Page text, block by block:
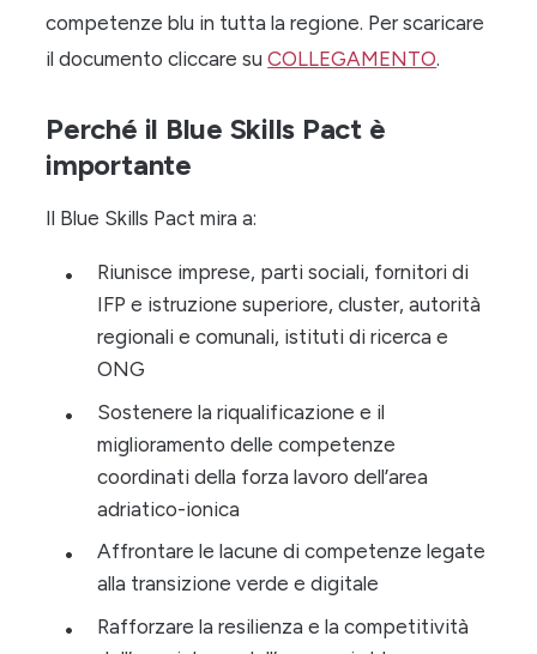
competenze blu in tutta la regione. Per scaricare
il documento cliccare suCOLLEGAMENTO.
Perché il Blue Skills Pact è
importante
Il Blue Skills Pact mira a:
Riunisce imprese, parti sociali, fornitori di
IFP e istruzione superiore, cluster, autorità
regionali e comunali, istituti di ricerca e
ONG
Sostenere la riqualificazione e il
miglioramento delle competenze
coordinati della forza lavoro dell’area
adriatico-ionica
Affrontare le lacune di competenze legate
alla transizione verde e digitale
Rafforzare la resilienza e la competitività